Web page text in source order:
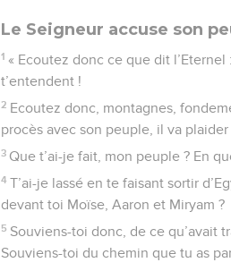
Le Seigneur accuse son
1 « Ecoutez donc ce que dit
t’entendent !
2 Ecoutez donc, montagnes,
procès avec son peuple, il va plaider
3 Que t’ai-je fait, mon peuple ? En
4 T’ai-je lassé en te faisant sortir
devant toi Moïse, Aaron et Miryam ?
5 Souviens-toi donc, de ce qu’avait
Souviens-toi du chemin que tu as